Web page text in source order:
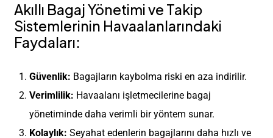
Akıllı Bagaj Yönetimi ve Takip
Sistemlerinin Havaalanlarındaki
Faydaları:
Güvenlik: Bagajların kaybolma riski en aza indirilir.
Verimlilik: Havaalanı işletmecilerine bagaj
yönetiminde daha verimli bir yöntem sunar.
Kolaylık: Seyahat edenlerin bagajlarını daha hızlı ve